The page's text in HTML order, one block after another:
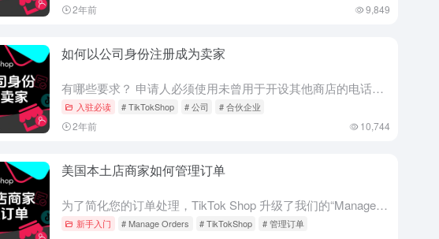
2年前 9,849
如何以公司身份注册成为卖家
有哪些要求？ 申请人必须使用未曾用于开设其他商店的电话号码和电子邮件地址。 每位企业主和企业代表必须年满 18 岁。 每位企业主和企业代表必须持有有效的美国护照或美国驾驶执照 政府、政客和政党不得成为...
入驻必读 # TikTokShop # 公司 # 合伙企业
2年前 10,744
美国本土店商家如何管理订单
为了简化您的订单处理，TikTok Shop 升级了我们的“Manage Orders（管理订单）”页面。此次重新设计提供了更简化的体验，让您可以专注于核心操作。 Manage Orders（管理订单...
新手入门 # Manage Orders # TikTokShop # 管理订单